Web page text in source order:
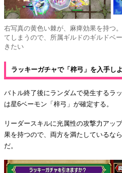
右写真の黄色い棘が、麻痺効果を持つ
てしまうので、所属ギルドのギルドベ
きたい
ラッキーガチャで「梓弓」を入手し
バトル終了後にランダムで発生するラ
は星6ベーモン「梓弓」が確定する。
リーダースキルに光属性の攻撃力アッ
果を持つので、両方を満たしているな
だ。